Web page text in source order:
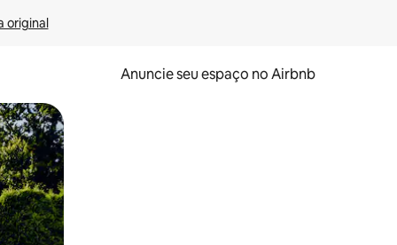
original
Anuncie seu espaço no Airbnb